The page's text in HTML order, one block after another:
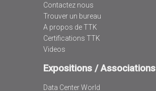
Contactez nous
Trouver un bureau
A propos de TTK
Certifications TTK
Videos
Expositions / Associations
Data Center World